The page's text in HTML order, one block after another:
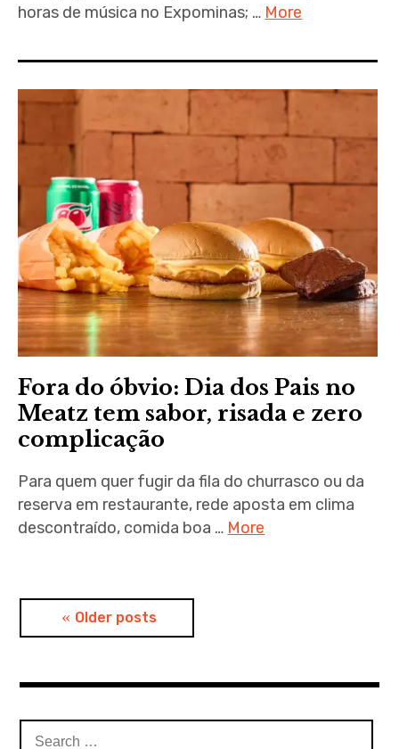
horas de música no Expominas; … More
Fora do óbvio: Dia dos Pais no
Meatz tem sabor, risada e zero
complicação
Para quem quer fugir da fila do churrasco ou da
reserva em restaurante, rede aposta em clima
descontraído, comida boa … More
s
t
Older posts